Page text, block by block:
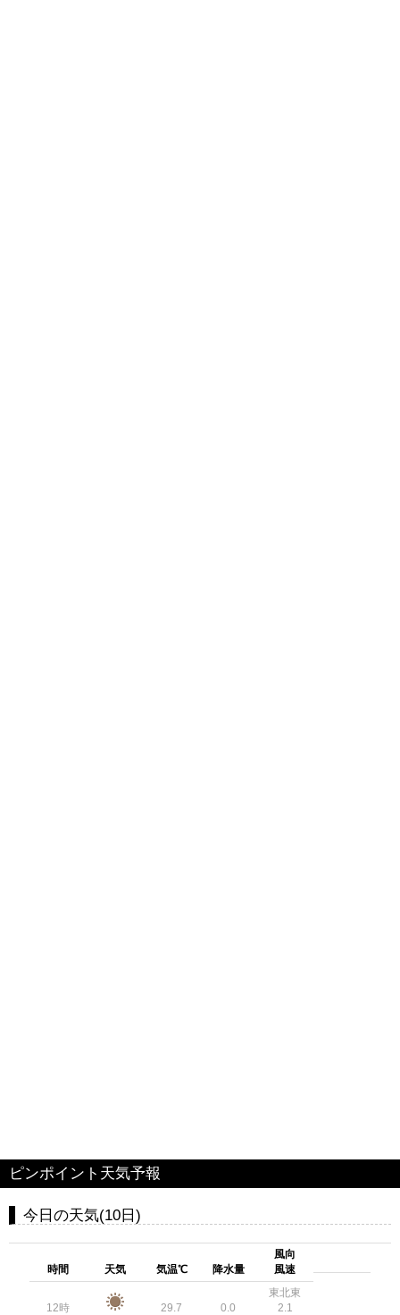
ピンポイント天気予報
今日の天気(10日)
時間 天気 気温℃ 降水量
風向
風速
12時 29.7 0.0
東北東
2.1